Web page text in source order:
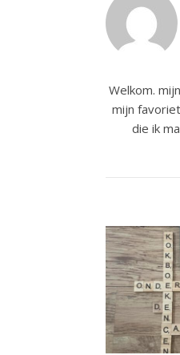
Welkom.
mijn
die ik